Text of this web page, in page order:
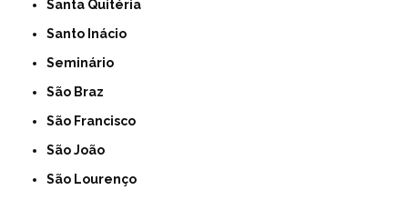
Santa Quitéria
Santo Inácio
Seminário
São Braz
São Francisco
São João
São Lourenço